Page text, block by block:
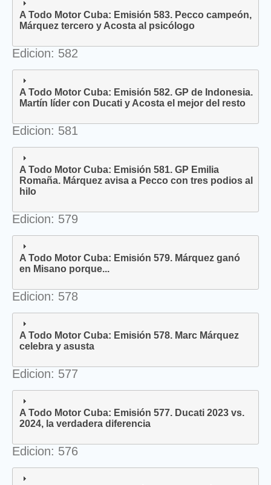
A Todo Motor Cuba: Emisión 583. Pecco campeón,
Márquez tercero y Acosta al psicólogo
Edicion: 582
A Todo Motor Cuba: Emisión 582. GP de Indonesia.
Martín líder con Ducati y Acosta el mejor del resto
Edicion: 581
A Todo Motor Cuba: Emisión 581. GP Emilia
Romaña. Márquez avisa a Pecco con tres podios al
hilo
Edicion: 579
A Todo Motor Cuba: Emisión 579. Márquez ganó
en Misano porque...
Edicion: 578
A Todo Motor Cuba: Emisión 578. Marc Márquez
celebra y asusta
Edicion: 577
A Todo Motor Cuba: Emisión 577. Ducati 2023 vs.
2024, la verdadera diferencia
Edicion: 576